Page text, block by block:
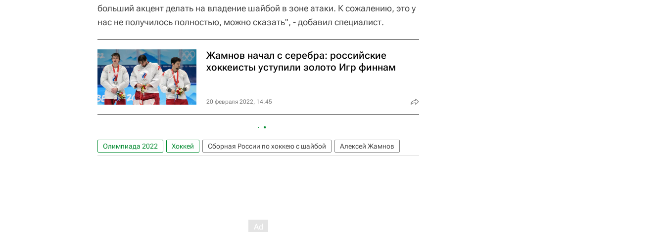
больший акцент делать на владение шайбой в зоне атаки. К сожалению, это у
нас не получилось полностью, можно сказать", - добавил специалист.
Жамнов начал с серебра: российские
хоккеисты уступили золото Игр финнам
20 февраля 2022, 14:45
Олимпиада 2022 Хоккей Сборная России по хоккею с шайбой Алексей Жамнов